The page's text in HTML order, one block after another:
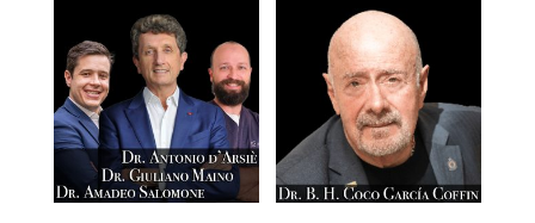
USD
74,75
hasta
USD
111,55